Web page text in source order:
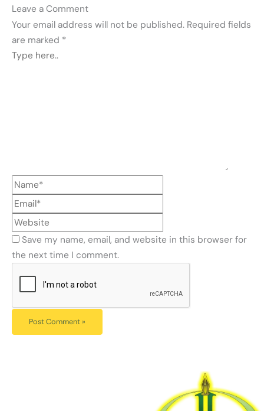
Leave a Comment
Your email address will not be published. Required fields
are marked *
Save my name, email, and website in this browser for
the next time I comment.